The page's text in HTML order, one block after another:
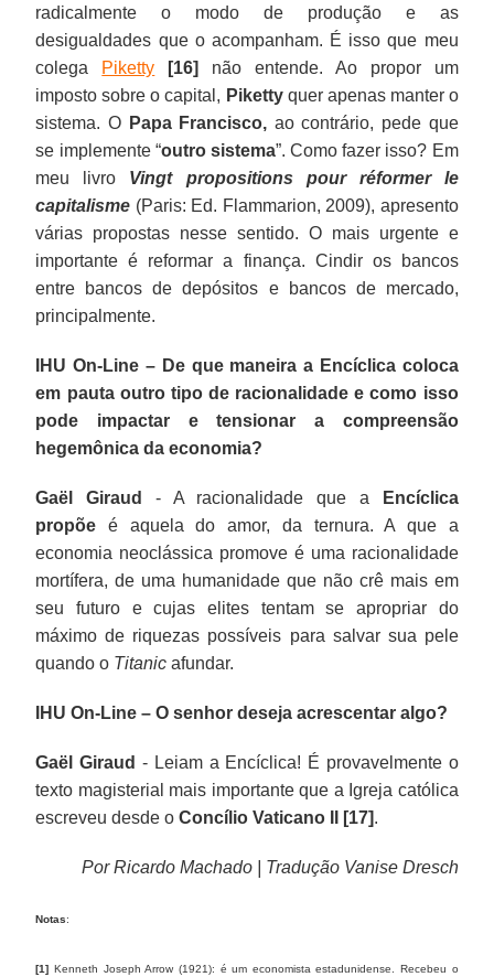
radicalmente o modo de produção e as
desigualdades que o acompanham. É isso que meu
colega
Piketty [16]
não entende. Ao propor um
imposto sobre o capital, Pikettyquer apenas manter o
sistema. O Papa Francisco, ao contrário, pede que
se implemente “outro sistema”. Como fazer isso? Em
meu livro Vingt propositions pour réformer le
capitalisme (Paris: Ed. Flammarion, 2009), apresento
várias propostas nesse sentido. O mais urgente e
importante é reformar a finança. Cindir os bancos
entre bancos de depósitos e bancos de mercado,
principalmente.
IHU On-Line – De que maneira a Encíclica coloca
em pauta outro tipo de racionalidade e como isso
pode impactar e tensionar a compreensão
hegemônica da economia?
Gaël Giraud - A racionalidade que a Encíclica
propõe é aquela do amor, da ternura. A que a
economia neoclássica promove é uma racionalidade
mortífera, de uma humanidade que não crê mais em
seu futuro e cujas elites tentam se apropriar do
máximo de riquezas possíveis para salvar sua pele
quando o Titanic afundar.
IHU On-Line – O senhor deseja acrescentar algo?
Gaël Giraud - Leiam a Encíclica! É provavelmente o
texto magisterial mais importante que a Igreja católica
escreveu desde o Concílio Vaticano II [17].
Por Ricardo Machado | Tradução Vanise Dresch
Notas:
[1] Kenneth Joseph Arrow (1921): é um economista estadunidense. Recebeu o